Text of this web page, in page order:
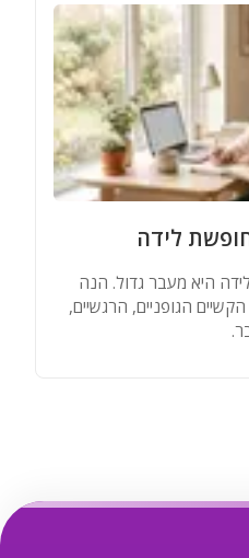
לידה
היא מעבר גדול. הנה
הגופניים, הרגשיים,